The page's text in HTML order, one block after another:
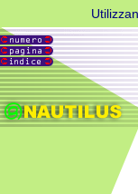
Metti